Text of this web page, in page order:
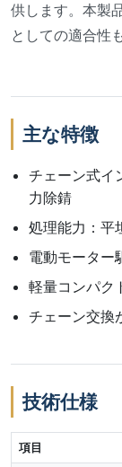
供します。本製
としての適合性
主な特徴
チェーン式イ
力除錆
処理能力：平
電動モーター
軽量コンパク
チェーン交換
技術仕様
項目